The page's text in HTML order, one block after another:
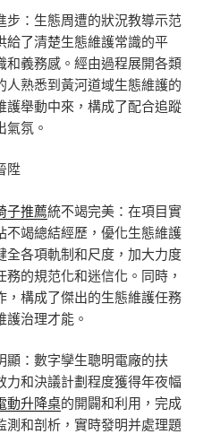
步：生態周遭的狀況教導示范
給了清楚生態維護常識的平
和義務感。經由過程展開各類
熟悉到黃河道域生態維護的
護舉動中來，構成了配合追蹤
氛。
陞
子推薦統不竭完美：在項目實
不竭總結經歷，優化生態維護
全各項軌制和尺度，加大力度
的規范化和迷信化。同時，
，構成了傑出的生態維護任務
治理才能。
顯：數字孿生聰明電廠的扶
力和決議計劃程度獲得年夜幅
動升降桌的開闢和利用，完成
測和剖析，實時發明并處理題